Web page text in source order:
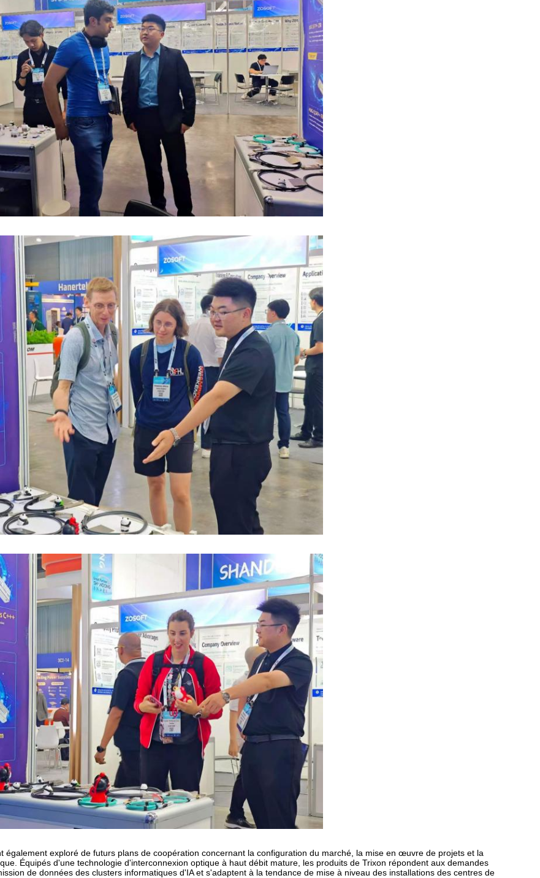
également exploré de futurs plans de coopération concernant la configuration du marché, la mise en œuvre de projets et la
Équipés d'une technologie d'interconnexion optique à haut débit mature, les produits de Trixon répondent aux demandes
de données des clusters informatiques d'IA et s'adaptent à la tendance de mise à niveau des installations des centres de